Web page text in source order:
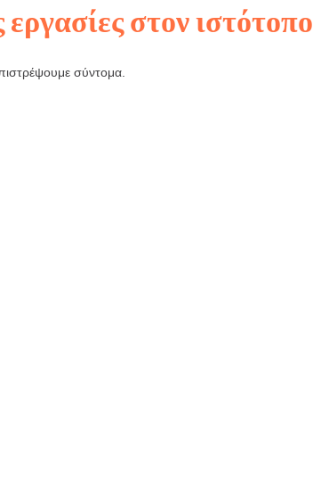
στον ιστότοπο
σύντομα.